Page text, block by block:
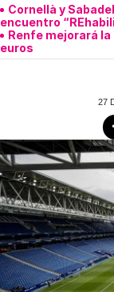
Cornellà y
encuentro
Renfe mejorará
euros
27